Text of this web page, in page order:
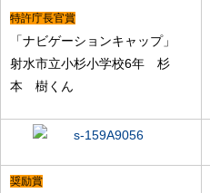
特許庁長官賞
「ナビゲーションキャップ」
射水市立小杉小学校6年 杉
本 樹くん
奨励賞